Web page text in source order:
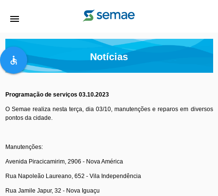
menu
accessible Notícias
Programação de serviços 03.10.2023
O Semae realiza nesta terça, dia 03/10, manutenções e reparos em diversos
pontos da cidade.
Manutenções:
Avenida Piracicamirim, 2906 - Nova América
Rua Napoleão Laureano, 652 - Vila Independência
Rua Jamile Japur, 32 - Nova Iguaçu